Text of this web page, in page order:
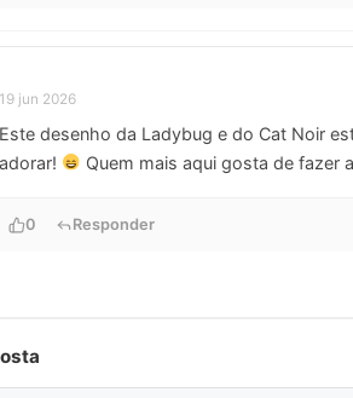
19 jun 2026
Este desenho da Ladybug e do Cat Noir
adorar!
Quem mais aqui gosta de fazer
0 Responder